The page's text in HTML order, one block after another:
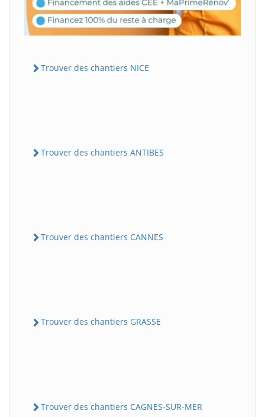
Trouver des chantiers NICE
Trouver des chantiers ANTIBES
Trouver des chantiers CANNES
Trouver des chantiers GRASSE
Trouver des chantiers CAGNES-SUR-MER